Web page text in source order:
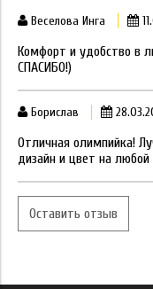
Веселова Инга
Комфорт и удобство в
СПАСИБО!)
Борислав
Отличная олимпийка!
дизайн и цвет на
Оставить отзыв